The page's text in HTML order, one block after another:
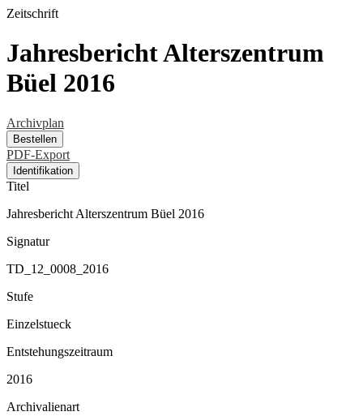
Zeitschrift
Jahresbericht Alterszentrum
Büel 2016
Archivplan
Bestellen
PDF-Export
Identifikation
Titel
Jahresbericht Alterszentrum Büel 2016
Signatur
TD_12_0008_2016
Stufe
Einzelstueck
Entstehungszeitraum
2016
Archivalienart